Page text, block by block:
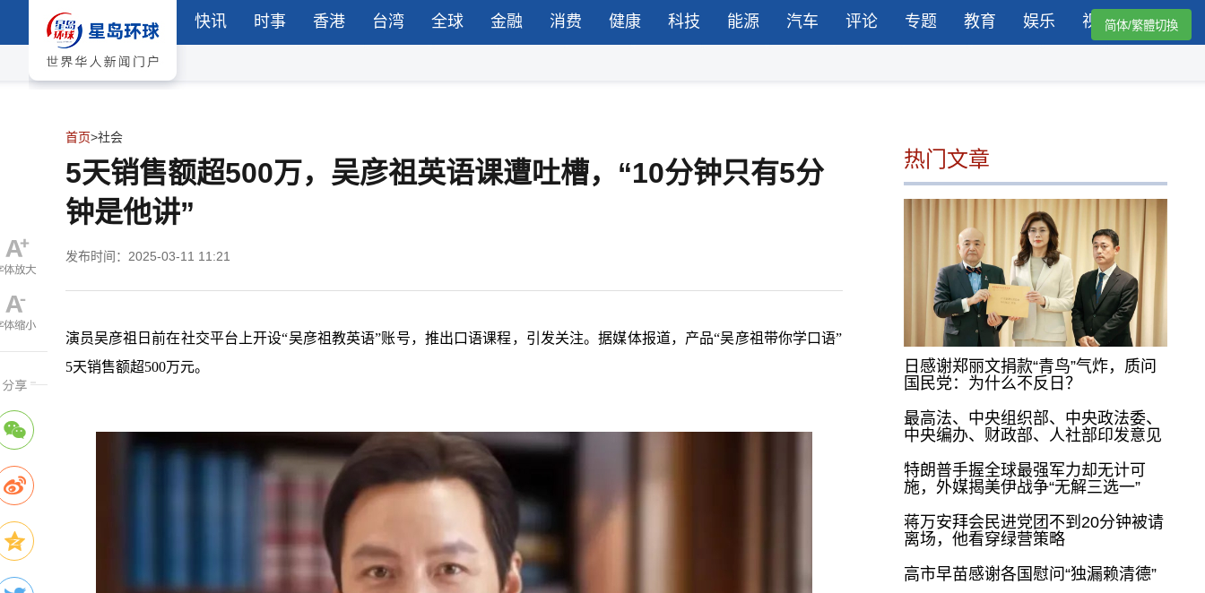
快讯 时事 香港 台湾 全球 金融 消费 健康 科技 能源 汽车 评论 专题 教育 娱乐 视频简体/繁體切換
首页>社会
5天销售额超500万，吴彦祖英语课遭吐槽，“10分钟只有5分
钟是他讲”
发布时间：2025-03-11 11:21
演员吴彦祖日前在社交平台上开设“吴彦祖教英语”账号，推出口语课程，引发关注。据媒体报道，产品“吴彦祖带你学口语”
5天销售额超500万元。
热门文章
日感谢郑丽文捐款“青鸟”气炸，质问
国民党：为什么不反日？
最高法、中央组织部、中央政法委、
中央编办、财政部、人社部印发意见
特朗普手握全球最强军力却无计可
施，外媒揭美伊战争“无解三选一”
蒋万安拜会民进党团不到20分钟被请
离场，他看穿绿营策略
高市早苗感谢各国慰问“独漏赖清德”